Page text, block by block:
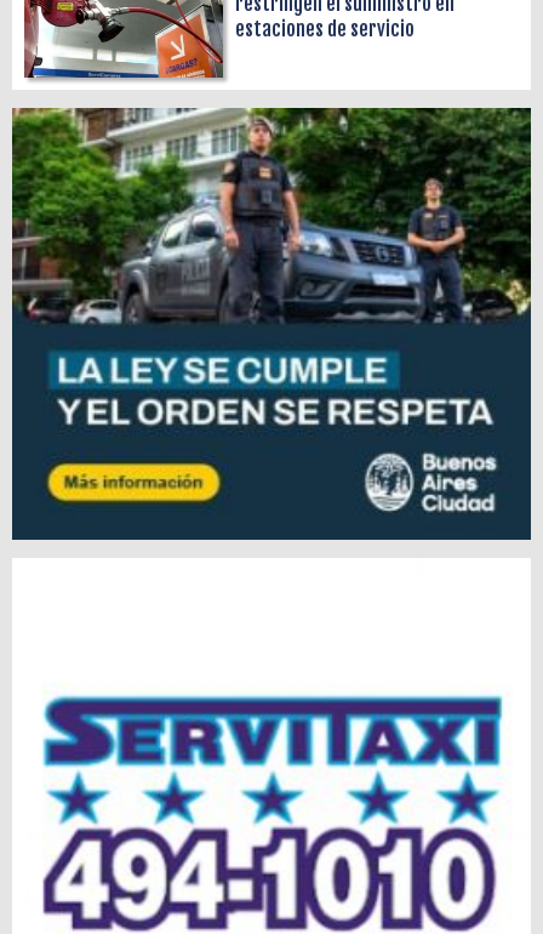
estaciones de servicio